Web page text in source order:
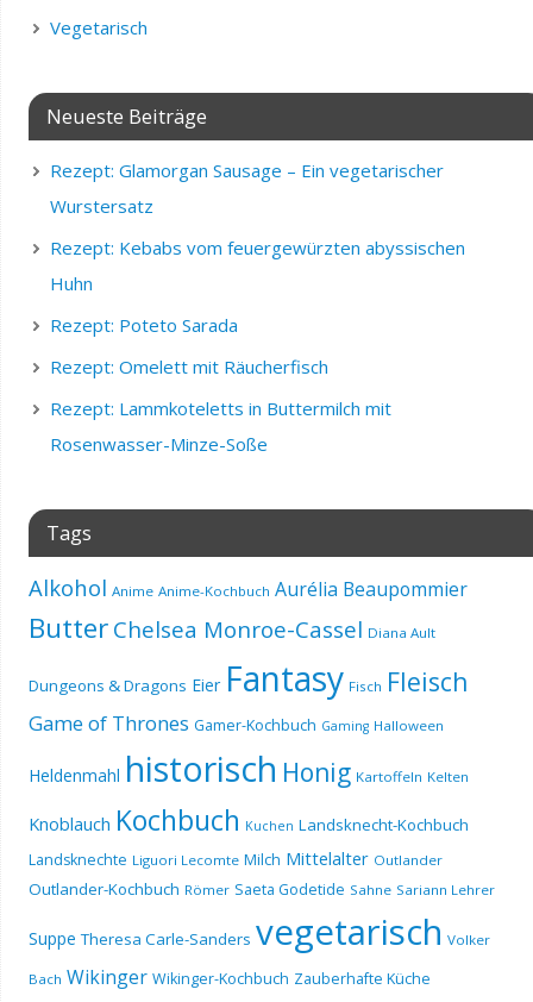
Vegetarisch
Neueste Beiträge
Rezept: Glamorgan Sausage – Ein vegetarischer
Wurstersatz
Rezept: Kebabs vom feuergewürzten abyssischen
Huhn
Rezept: Poteto Sarada
Rezept: Omelett mit Räucherfisch
Rezept: Lammkoteletts in Buttermilch mit
Rosenwasser-Minze-Soße
Tags
Alkohol Anime Anime-Kochbuch Aurélia Beaupommier
Butter Chelsea Monroe-Cassel Diana Ault
Dungeons & Dragons Eier Fantasy Fisch Fleisch
Game of Thrones Gamer-Kochbuch Gaming Halloween
Heldenmahl historisch Honig Kartoffeln Kelten
Knoblauch Kochbuch Kuchen Landsknecht-Kochbuch
Landsknechte Liguori Lecomte Milch Mittelalter Outlander
Outlander-Kochbuch Römer Saeta Godetide Sahne Sariann Lehrer
Suppe Theresa Carle-Sanders vegetarisch Volker
Bach Wikinger Wikinger-Kochbuch Zauberhafte Küche